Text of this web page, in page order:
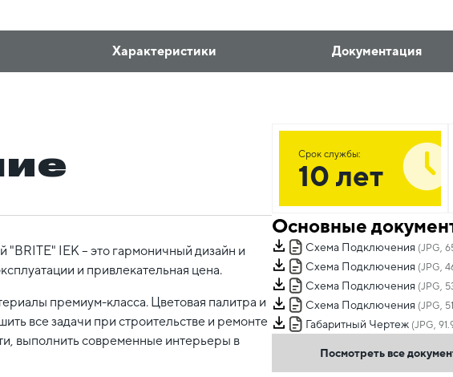
Характеристики Документация
"BRITE" IEK – это гармоничный дизайн и
и привлекательная цена.
премиум-класса. Цветовая палитра и
все задачи при строительстве и ремонте
выполнить современные интерьеры в
Срок службы:
10 лет
Основные
Схема Подключения (JPG,
Схема Подключения (JPG,
Схема Подключения (JPG,
Схема Подключения (JPG,
Габаритный Чертеж (JPG,
Посмотреть все